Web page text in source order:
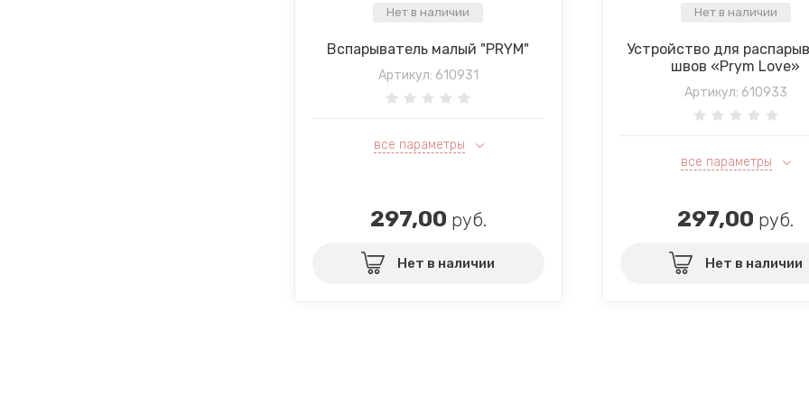
Нет в наличии
Вспарыватель малый "PRYM"
Артикул: 610931
все параметры
297,00 руб.
Нет в наличии
Нет в наличии
Устройство для
швов «Prym Love»
Артикул: 610933
все параметры
297,00 руб.
Нет в наличии